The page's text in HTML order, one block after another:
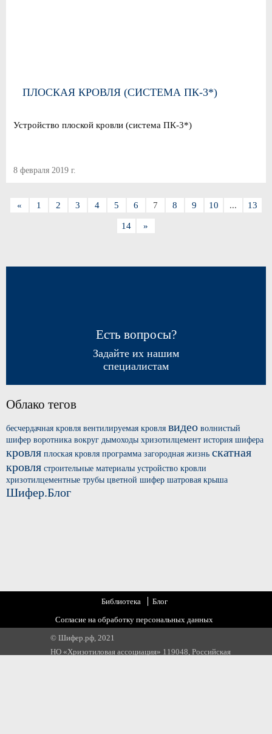
ПЛОСКАЯ КРОВЛЯ (СИСТЕМА ПК-3*)
Устройство плоской кровли (система ПК-3*)
8 февраля 2019 г.
« 1 2 3 4 5 6 7 8 9 10 ... 13
14 »
Есть вопросы?
Задайте их нашим
специалистам
Облако тегов
бесчердачная кровля вентилируемая кровля видео волнистый
шифер воротника вокруг дымоходы хризотилцемент история шифера
кровля плоская кровля программа загородная жизнь скатная
кровля строительные материалы устройство кровли
хризотилцементные трубы цветной шифер шатровая крыша
Шифер.Блог
Библиотека
Блог
Согласие на обработку персональных данных
© Шифер.рф, 2021
НО «Хризотиловая ассоциация» 119048, Российская